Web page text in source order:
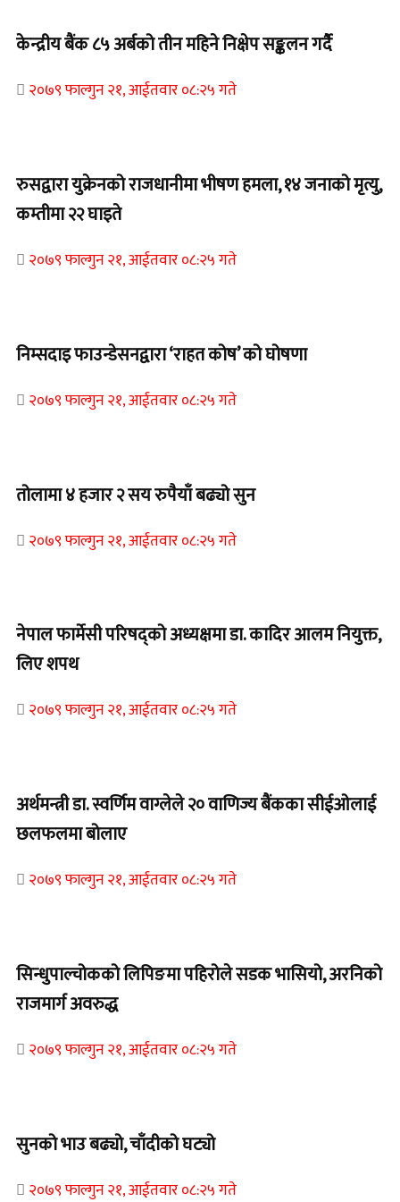
केन्द्रीय बैंक ८५ अर्बको तीन महिने निक्षेप सङ्कलन गर्दै
२०७९ फाल्गुन २१, आईतवार ०८:२५ गते
रुसद्वारा युक्रेनको राजधानीमा भीषण हमला, १४ जनाको मृत्यु,
कम्तीमा २२ घाइते
२०७९ फाल्गुन २१, आईतवार ०८:२५ गते
निम्सदाइ फाउन्डेसनद्वारा ‘राहत कोष’ को घोषणा
२०७९ फाल्गुन २१, आईतवार ०८:२५ गते
तोलामा ४ हजार २ सय रुपैयाँ बढ्यो सुन
२०७९ फाल्गुन २१, आईतवार ०८:२५ गते
नेपाल फार्मेसी परिषद्को अध्यक्षमा डा. कादिर आलम नियुक्त,
लिए शपथ
२०७९ फाल्गुन २१, आईतवार ०८:२५ गते
अर्थमन्त्री डा. स्वर्णिम वाग्लेले २० वाणिज्य बैंकका सीईओलाई
छलफलमा बोलाए
२०७९ फाल्गुन २१, आईतवार ०८:२५ गते
सिन्धुपाल्चोकको लिपिङमा पहिरोले सडक भासियो, अरनिको
राजमार्ग अवरुद्ध
२०७९ फाल्गुन २१, आईतवार ०८:२५ गते
सुनको भाउ बढ्यो, चाँदीको घट्यो
२०७९ फाल्गुन २१, आईतवार ०८:२५ गते